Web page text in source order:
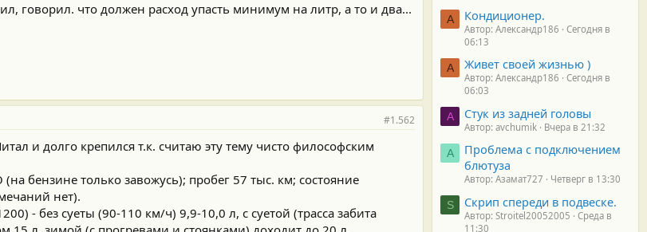
говорил. что должен расход упасть минимум на литр, а то и два...
#1.562
и долго крепился т.к. считаю эту тему чисто философским
бензине только завожусь); пробег 57 тыс. км; состояние
нет).
- без суеты (90-110 км/ч) 9,9-10,0 л, с суетой (трасса забита
А Кондиционер.
Автор: Александр186
Сегодня в
06:13
А Живет своей жизнью )
Автор: Александр186
Сегодня в
06:03
A Стук из задней головы
Автор: avchumik Вчера в 21:32
А
Проблема с подключением
блютуза
Автор: Азамат727 Четверг в 13:30
S Скрип спереди в подвеске.
Автор: Stroitel20052005
Среда в
11:30